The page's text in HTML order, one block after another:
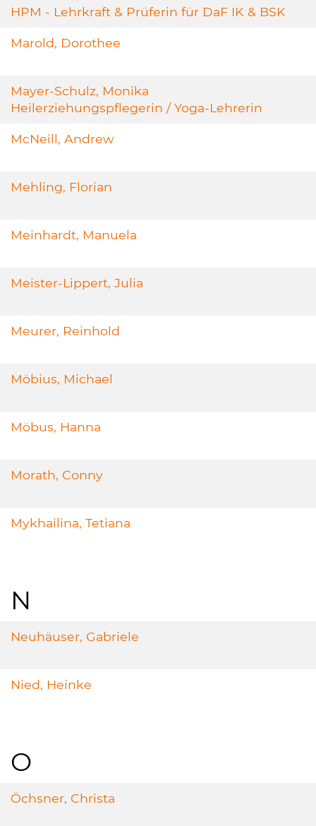
HPM - Lehrkraft & Prüferin für DaF IK & BSK
Marold, Dorothee
Mayer-Schulz, Monika
Heilerziehungspflegerin / Yoga-Lehrerin
McNeill, Andrew
Mehling, Florian
Meinhardt, Manuela
Meister-Lippert, Julia
Meurer, Reinhold
Möbius, Michael
Möbus, Hanna
Morath, Conny
Mykhailina, Tetiana
N
Neuhäuser, Gabriele
Nied, Heinke
O
Öchsner, Christa